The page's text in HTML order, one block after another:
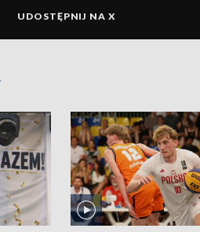
UDOSTĘPNIJ NA X